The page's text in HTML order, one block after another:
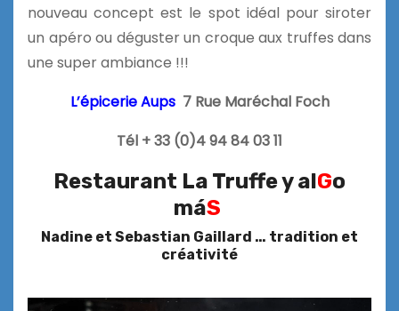
nouveau concept est le spot idéal pour siroter
un apéro ou déguster un croque aux truffes dans
une super ambiance !!!
L’épicerie Aups 7 Rue Maréchal Foch
Tél + 33 (0)4 94 84 03 11
Restaurant La Truffe y alGo
máS
Nadine et Sebastian Gaillard … tradition et
créativité